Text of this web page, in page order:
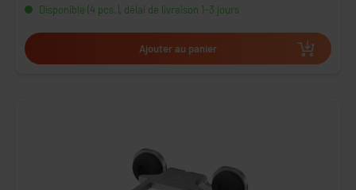
Disponible (4 pcs.), délai de livraison 1-3 jours
Ajouter au panier